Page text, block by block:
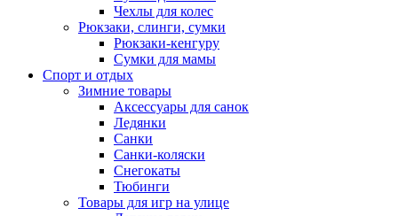
Чехлы для колес
Рюкзаки, слинги, сумки
Рюкзаки-кенгуру
Сумки для мамы
Спорт и отдых
Зимние товары
Аксессуары для санок
Ледянки
Санки
Санки-коляски
Снегокаты
Тюбинги
Товары для игр на улице